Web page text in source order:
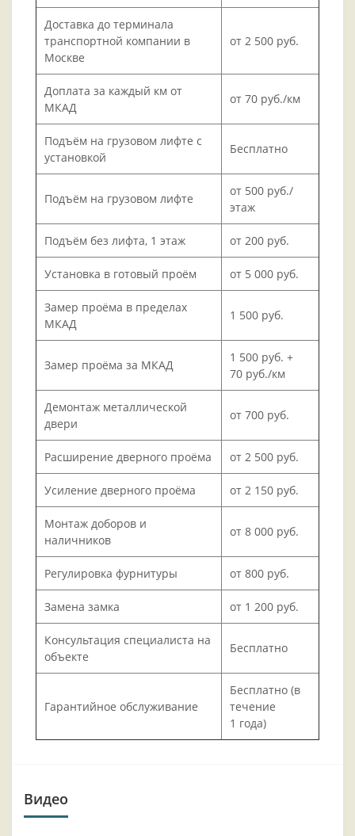
Доставка до терминала
транспортной компании в
Москве
от 2 500 руб.
Доплата за каждый км от
МКАД
от 70 руб./км
Подъём на грузовом лифте с
установкой
Бесплатно
Подъём на грузовом лифте
от 500 руб./
этаж
Подъём без лифта, 1 этаж от 200 руб.
Установка в готовый проём от 5 000 руб.
Замер проёма в пределах
МКАД
1 500 руб.
Замер проёма за МКАД
1 500 руб. +
70 руб./км
Демонтаж металлической
двери
от 700 руб.
Расширение дверного проёма от 2 500 руб.
Усиление дверного проёма от 2 150 руб.
Монтаж доборов и
наличников
от 8 000 руб.
Регулировка фурнитуры от 800 руб.
Замена замка от 1 200 руб.
Консультация специалиста на
объекте
Бесплатно
Гарантийное обслуживание
Бесплатно (в
течение
1 года)
Видео